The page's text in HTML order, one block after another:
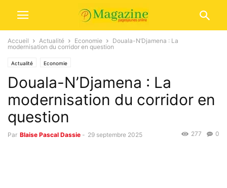
Accueil Actualité Economie
Douala-N’Djamena : La
modernisation du corridor en question
Actualité Economie
Douala-N’Djamena : La
modernisation du corridor en
question
Par Blaise Pascal Dassie - 29 septembre 2025 0
277